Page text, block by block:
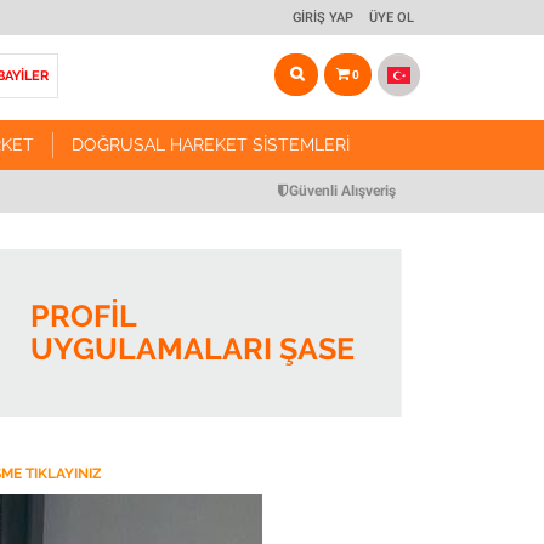
GIRIŞ YAP ÜYE OL
0
Somunları
DOĞRUSAL HAREKET SISTEMLERI
DOĞRUSAL HAREKET SISTEMLERI
Kremayer Tahrikli Modül Sistemleri
Manuel Yataklama Sistemleri
CNC Routerlar
Güvenli Alışveriş
PROFIL
UYGULAMALARI ŞASE
TIKLAYINIZ